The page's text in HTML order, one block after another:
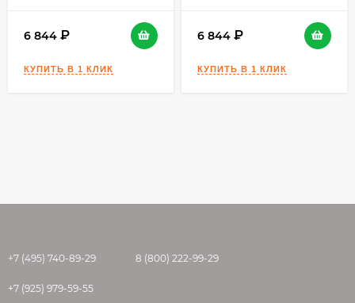
6 844 6 844
+7 (495) 740-89-29 8 (800) 222-99-29
+7 (925) 979-59-55